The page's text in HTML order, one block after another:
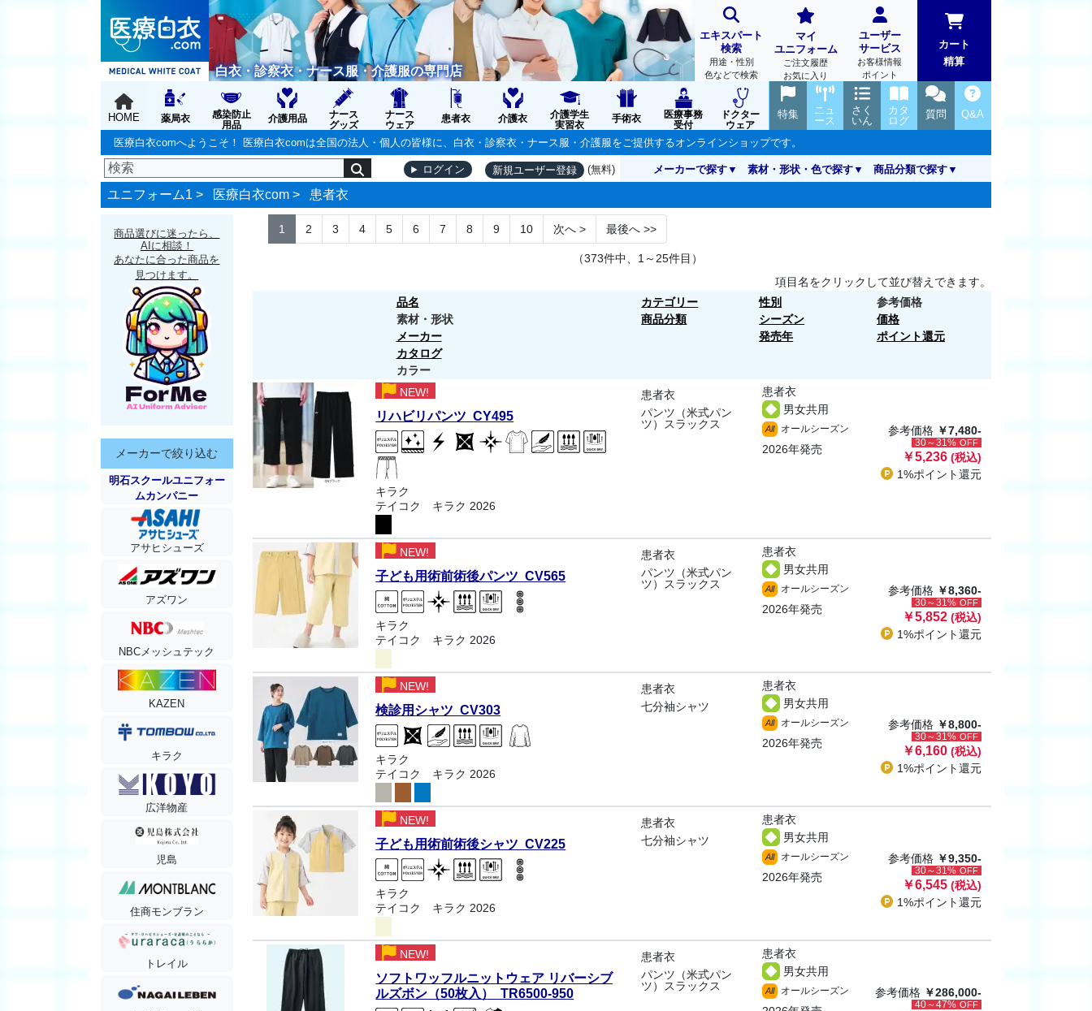
白衣・診察衣・ナース服・介護服の専門店
エキスパート
検索
用途・性別
色などで検索
マイ
ユニフォーム
ご注文履歴
お気に入り
ユーザー
サービス
お客様情報
ポイント
カート
精算
HOME 薬局衣
感染防止
用品
介護用品
ナース
グッズ
ナース
ウェア
患者衣 介護衣
介護学生
実習衣
手術衣
医療事務
受付
ドクター
ウェア
Q&A
質問
カタ
ログ
さく
いん
ニュ
ース
特集
医療白衣comへようこそ！ 医療白衣comは全国の法人・個人の皆様に、白衣・診察衣・ナース服・介護服をご提供するオンラインショップです。
ログイン 新規ユーザー登録 (無料) メーカーで探す 素材・形状・色で探す 商品分類で探す
ユニフォーム1 > 医療白衣com > 患者衣
商品選びに迷ったら、
AIに相談！
あなたに合った商品を
見つけます。
メーカーで絞り込む
明石スクールユニフォー
ムカンパニー
アサヒシューズ
アズワン
NBCメッシュテック
KAZEN
キラク
広洋物産
児島
住商モンブラン
トレイル
1 2 3 4 5 6 7 8 9 10 次へ> 最後へ>>
（373件中、1～25件目）
項目名をクリックして並び替えできます。
品名
素材・形状
メーカー
カタログ
カラー
カテゴリー
商品分類
性別
シーズン
発売年
参考価格
価格
ポイント還元
NEW!
リハビリパンツ CY495
キラク
テイコク キラク 2026
患者衣
パンツ（米式パン
ツ）スラックス
患者衣
男女共用
All オールシーズン
2026年発売
参考価格 ￥7,480-
30～31% OFF
￥5,236 (税込)
1%ポイント還元
NEW!
子ども用術前術後パンツ CV565
キラク
テイコク キラク 2026
患者衣
パンツ（米式パン
ツ）スラックス
患者衣
男女共用
All オールシーズン
2026年発売
参考価格 ￥8,360-
30～31% OFF
￥5,852 (税込)
1%ポイント還元
NEW!
検診用シャツ CV303
キラク
テイコク キラク 2026
患者衣
七分袖シャツ
患者衣
男女共用
All オールシーズン
2026年発売
参考価格 ￥8,800-
30～31% OFF
￥6,160 (税込)
1%ポイント還元
NEW!
子ども用術前術後シャツ CV225
キラク
テイコク キラク 2026
患者衣
七分袖シャツ
患者衣
男女共用
All オールシーズン
2026年発売
参考価格 ￥9,350-
30～31% OFF
￥6,545 (税込)
1%ポイント還元
NEW!
ソフトワッフルニットウェア リバーシブ
ルズボン（50枚入） TR6500-950
患者衣
パンツ（米式パン
ツ）スラックス
患者衣
男女共用
All オールシーズン 参考価格 ￥286,000-
40～47% OFF